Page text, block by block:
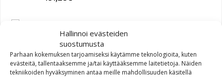
Hallinnoi evästeiden
suostumusta
Parhaan kokemuksen tarjoamiseksi käytämme teknologioita, kuten
evästeitä, tallentaaksemme ja/tai käyttääksemme laitetietoja. Näiden
tekniikoiden hyväksyminen antaa meille mahdollisuuden käsitellä
SW-Motech Alu-Rack